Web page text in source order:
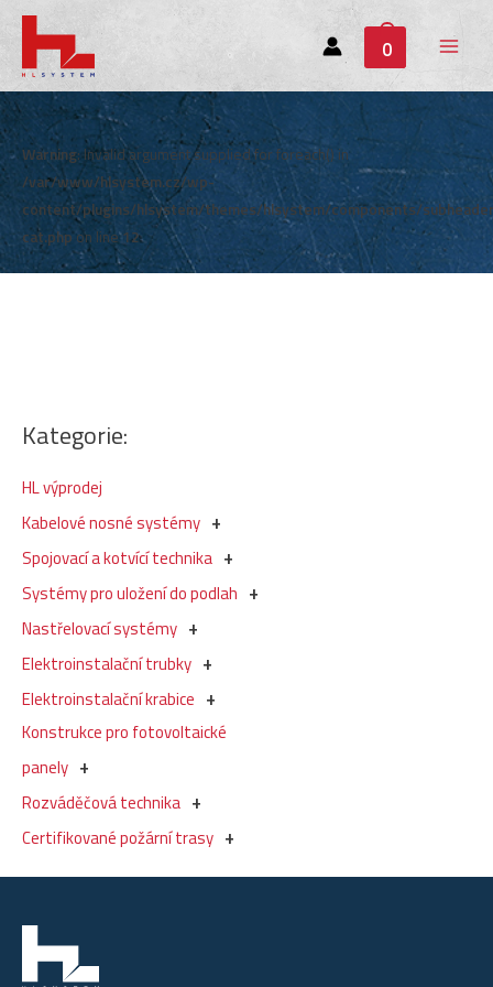
0
Main
Menu
Kategorie:
HL výprodej
Kabelové nosné systémy
Spojovací a kotvící technika
Systémy pro uložení do podlah
Nastřelovací systémy
Elektroinstalační trubky
Elektroinstalační krabice
Konstrukce pro fotovoltaické
panely
Rozváděčová technika
Certifikované požární trasy
Warning: Invalid argument supplied for foreach() in
/var/www/hlsystem.cz/wp-
content/plugins/hlsystem/themes/hlsystem/components/
cat.phpon line12